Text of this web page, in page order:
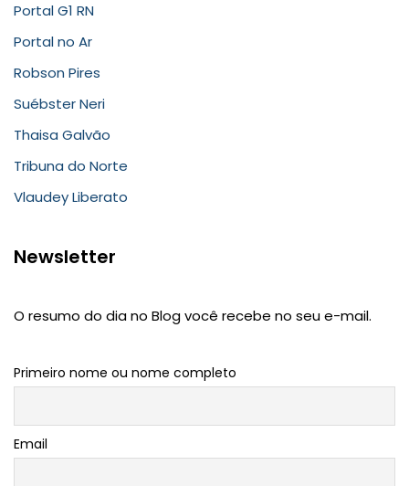
Portal G1 RN
Portal no Ar
Robson Pires
Suébster Neri
Thaisa Galvão
Tribuna do Norte
Vlaudey Liberato
Newsletter
O resumo do dia no Blog você recebe no seu e-mail.
Primeiro nome ou nome completo
Email